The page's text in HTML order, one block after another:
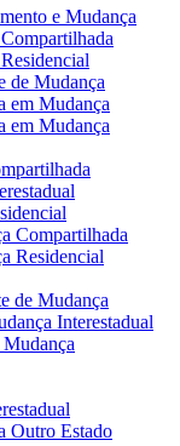
e Mudança
de Mudança
em Mudança
em Mudança
Compartilhada
Residencial
de Mudança
Interestadual
Outro Estado